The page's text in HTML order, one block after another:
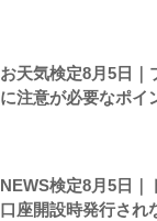
お天気検定8月5日｜
に注意が必要なポイ
NEWS検定8月5日｜
口座開設時発行され